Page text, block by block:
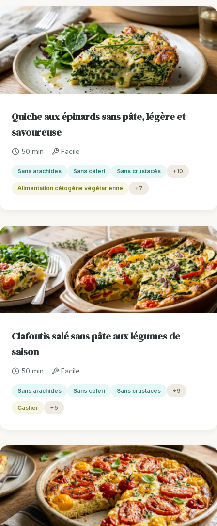
Quiche aux épinards sans pâte, légère et
savoureuse
50 min Facile
Sans arachides Sans céleri Sans crustacés +10
Alimentation cétogène végétarienne +7
Clafoutis salé sans pâte aux légumes de
saison
50 min Facile
Sans arachides Sans céleri Sans crustacés +9
Casher +5